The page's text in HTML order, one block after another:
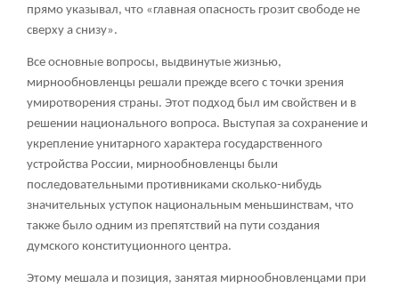
прямо указывал, что «главная опасность грозит свободе не
сверху а снизу».
Все основные вопросы, выдвинутые жизнью,
мирнообновленцы решали прежде всего с точки зрения
умиротворения страны. Этот подход был им свойствен и в
решении национального вопроса. Выступая за сохранение и
укрепление унитарного характера государственного
устройства России, мирнообновленцы были
последовательными противниками сколько-нибудь
значительных уступок национальным меньшинствам, что
также было одним из препятствий на пути создания
думского конституционного центра.
Этому мешала и позиция, занятая мирнообновленцами при